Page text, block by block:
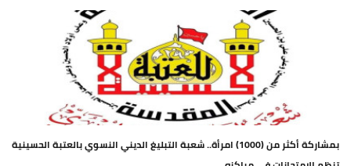
بمشاركة أكثر من (1000) امرأة.. شعبة التبليغ الديني النسوي بالعتبة الحسينية